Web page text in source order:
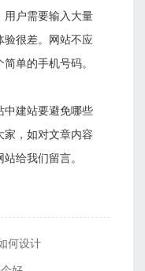
用户需要输入大量
验很差。网站不应
单的手机号码。
中建站要避免哪些
家，如对文章内容
给我们留言。
何设计